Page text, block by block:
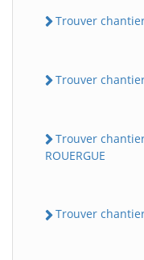
Trouver
Trouver
Trouver chantier
ROUERGUE
Trouver